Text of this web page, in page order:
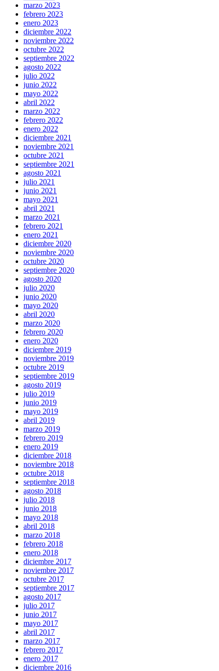
marzo 2023
febrero 2023
enero 2023
diciembre 2022
noviembre 2022
octubre 2022
septiembre 2022
agosto 2022
julio 2022
junio 2022
mayo 2022
abril 2022
marzo 2022
febrero 2022
enero 2022
diciembre 2021
noviembre 2021
octubre 2021
septiembre 2021
agosto 2021
julio 2021
junio 2021
mayo 2021
abril 2021
marzo 2021
febrero 2021
enero 2021
diciembre 2020
noviembre 2020
octubre 2020
septiembre 2020
agosto 2020
julio 2020
junio 2020
mayo 2020
abril 2020
marzo 2020
febrero 2020
enero 2020
diciembre 2019
noviembre 2019
octubre 2019
septiembre 2019
agosto 2019
julio 2019
junio 2019
mayo 2019
abril 2019
marzo 2019
febrero 2019
enero 2019
diciembre 2018
noviembre 2018
octubre 2018
septiembre 2018
agosto 2018
julio 2018
junio 2018
mayo 2018
abril 2018
marzo 2018
febrero 2018
enero 2018
diciembre 2017
noviembre 2017
octubre 2017
septiembre 2017
agosto 2017
julio 2017
junio 2017
mayo 2017
abril 2017
marzo 2017
febrero 2017
enero 2017
diciembre 2016